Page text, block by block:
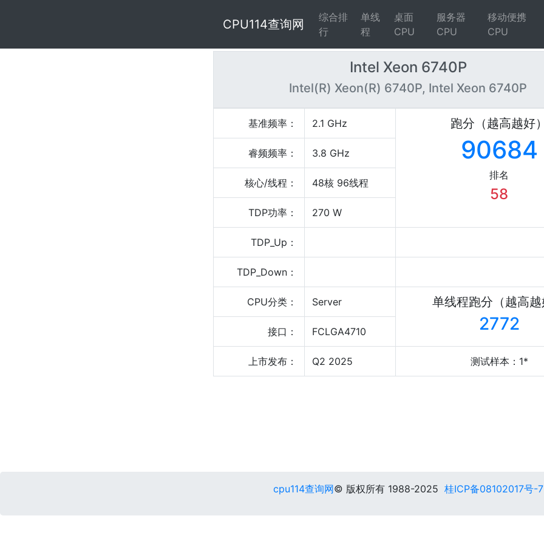
CPU114查询网
综合排
行
单线
程
桌面
CPU
服务器
CPU
移动便携
CPU
Intel Xeon 6740P
Intel(R) Xeon(R) 6740P, Intel Xeon 6740P
基准频率： 2.1 GHz 跑分（越高越好
90684
排名
58
睿频频率： 3.8 GHz
核心/线程： 48核 96线程
TDP功率： 270 W
TDP_Up：
TDP_Down：
CPU分类： Server 单线程跑分（越高
2772
接口： FCLGA4710
上市发布： Q2 2025 测试样本：1*
cpu114查询网© 版权所有 1988-2025 桂ICP备08102017号-7